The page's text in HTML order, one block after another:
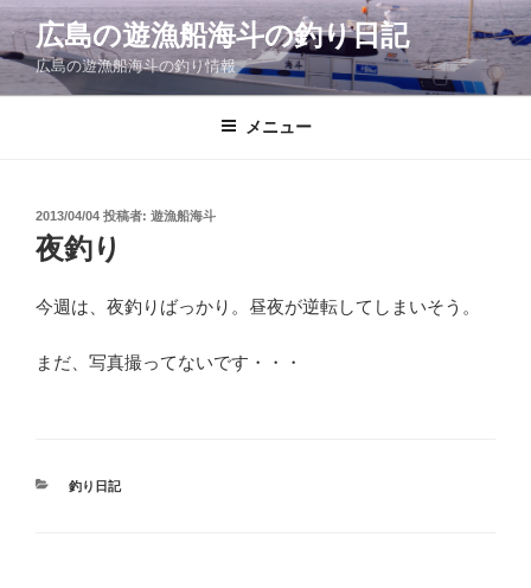
コ
ン
ン
広島の遊漁船海斗の釣り日記
広島の遊漁船海斗の釣り情報
メニュー
投
稿
日:
2013/04/04 投稿者: 遊漁船海斗
夜釣り
今週は、夜釣りばっかり。昼夜が逆転してしまいそう。
まだ、写真撮ってないです・・・
カ
釣り日記